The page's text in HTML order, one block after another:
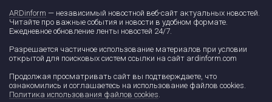
ARDinform — независимый новостной веб-сайт актуальных новостей.
Читайте про важные события и новости в удобном формате.
Ежедневное обновление ленты новостей 24/7.
Разрешается частичное использование материалов при условии
открытой для поисковых систем ссылки на сайт ardinform.com
Продолжая просматривать сайт вы подтверждаете, что
ознакомились и соглашаетесь на использование файлов cookies.
Политика использования файлов cookies.